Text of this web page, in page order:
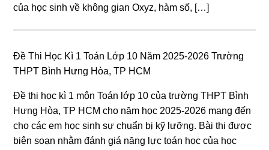
của học sinh về không gian Oxyz, hàm số, […]
Đề Thi Học Kì 1 Toán Lớp 10 Năm 2025-2026 Trường
THPT Bình Hưng Hòa, TP HCM
Đề thi học kì 1 môn Toán lớp 10 của trường THPT Bình
Hưng Hòa, TP HCM cho năm học 2025-2026 mang đến
cho các em học sinh sự chuẩn bị kỹ lưỡng. Bài thi được
biên soạn nhằm đánh giá năng lực toán học của học